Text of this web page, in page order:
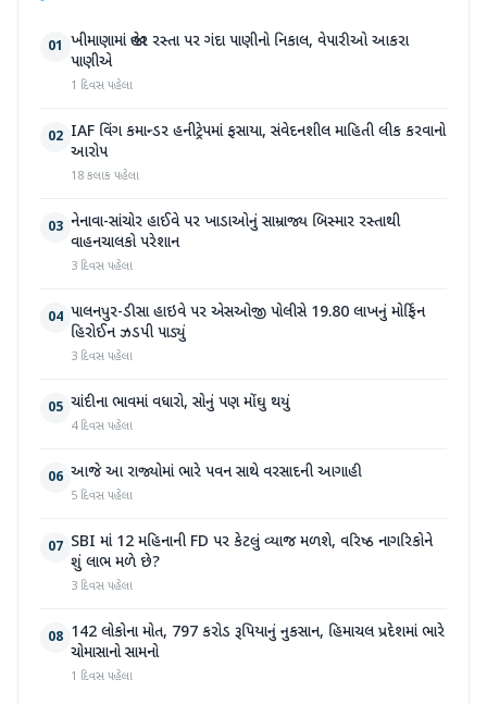
01 ખીમાણામાં જાહેર રસ્તા પર ગંદા પાણીનો નિકાલ, વેપારીઓ આકરા
પાણીએ
1 દિવસ પહેલા
02 IAF વિંગ કમાન્ડર હનીટ્રેપમાં ફસાયા, સંવેદનશીલ માહિતી લીક કરવાનો
આરોપ
18 કલાક પહેલા
03 નેનાવા-સાંચોર હાઈવે પર ખાડાઓનું સામ્રાજ્ય બિસ્માર રસ્તાથી
વાહનચાલકો પરેશાન
3 દિવસ પહેલા
04 પાલનપુર-ડીસા હાઇવે પર એસઓજી પોલીસે 19.80 લાખનું મોર્ફિન
હિરોઈન ઝડપી પાડ્યું
3 દિવસ પહેલા
05 ચાંદીના ભાવમાં વધારો, સોનું પણ મોંઘુ થયું
4 દિવસ પહેલા
06 આજે આ રાજ્યોમાં ભારે પવન સાથે વરસાદની આગાહી
5 દિવસ પહેલા
07 SBI માં 12 મહિનાની FD પર કેટલું વ્યાજ મળશે, વરિષ્ઠ નાગરિકોને
શું લાભ મળે છે?
3 દિવસ પહેલા
08 142 લોકોના મોત, 797 કરોડ રૂપિયાનું નુકસાન, હિમાચલ પ્રદેશમાં ભારે
ચોમાસાનો સામનો
1 દિવસ પહેલા